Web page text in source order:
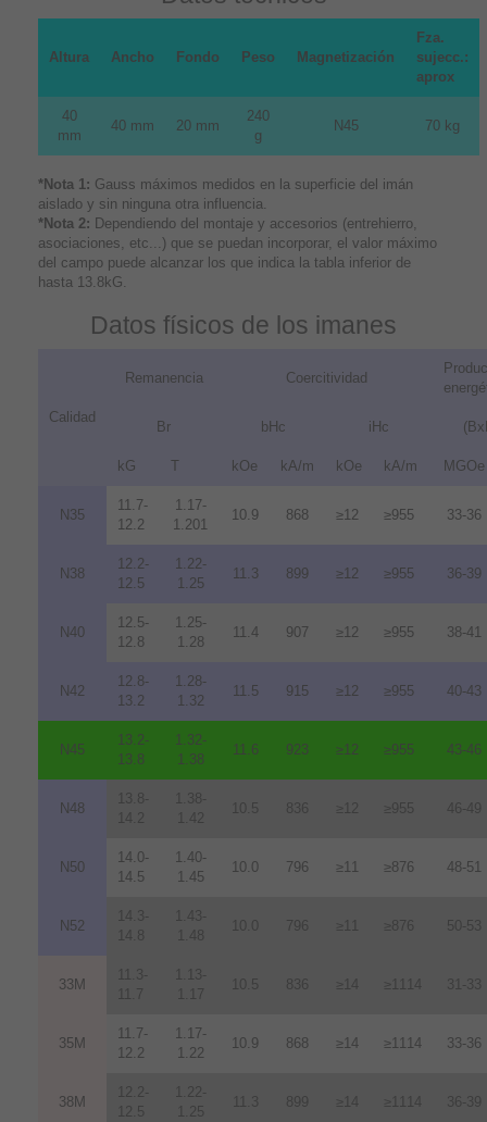
Altura Ancho Fondo Peso Magnetización
Fza.
sujecc.:
aprox
40
mm
40 mm 20 mm
240
g
N45 70 kg
*Nota 1: Gauss máximos medidos en la superficie del imán
aislado y sin ninguna otra influencia.
*Nota 2: Dependiendo del montaje y accesorios (entrehierro,
asociaciones, etc...) que se puedan incorporar, el valor máximo
del campo puede alcanzar los que indica la tabla inferior de
hasta 13.8kG.
Datos físicos de los imanes
Calidad
Remanencia Coercitividad
Br bHc iHc
kG T kOe kA/m kOe kA/m MGOe
N35
11.7-
12.2
1.17-
1.201
10.9 868 ≥12 ≥955 33-36
N38
12.2-
12.5
1.22-
1.25
11.3 899 ≥12 ≥955 36-39
N40
12.5-
12.8
1.25-
1.28
11.4 907 ≥12 ≥955 38-41
N42
12.8-
13.2
1.28-
1.32
11.5 915 ≥12 ≥955 40-43
N45
13.2-
13.8
1.32-
1.38
11.6 923 ≥12 ≥955 43-46
N48
13.8-
14.2
1.38-
1.42
10.5 836 ≥12 ≥955 46-49
N50
14.0-
14.5
1.40-
1.45
10.0 796 ≥11 ≥876 48-51
N52
14.3-
14.8
1.43-
1.48
10.0 796 ≥11 ≥876 50-53
33M
11.3-
11.7
1.13-
1.17
10.5 836 ≥14 ≥1114 31-33
35M
11.7-
12.2
1.17-
1.22
10.9 868 ≥14 ≥1114 33-36
38M
12.2-
12.5
1.22-
1.25
11.3 899 ≥14 ≥1114 36-39